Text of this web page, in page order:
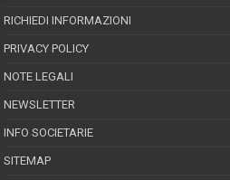
RICHIEDI INFORMAZIONI
PRIVACY POLICY
NOTE LEGALI
NEWSLETTER
INFO SOCIETARIE
SITEMAP